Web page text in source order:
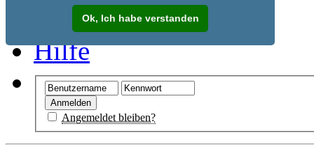
Ok, Ich habe verstanden
Registrieren
Hilfe
Angemeldet bleiben?